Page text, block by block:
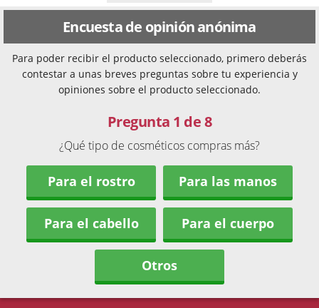
Encuesta de opinión anónima
Para poder recibir el producto seleccionado, primero deberás
contestar a unas breves preguntas sobre tu experiencia y
opiniones sobre el producto seleccionado.
Pregunta 1 de 8
¿Qué tipo de cosméticos compras más?
Para el rostro Para las manos
Para el cabello Para el cuerpo
Otros